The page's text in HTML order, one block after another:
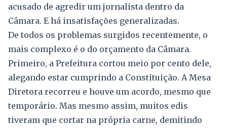
acusado de agredir um jornalista dentro da
Câmara. E há insatisfações generalizadas.
De todos os problemas surgidos recentemente, o
mais complexo é o do orçamento da Câmara.
Primeiro, a Prefeitura cortou meio por cento dele,
alegando estar cumprindo a Constituição. A Mesa
Diretora recorreu e houve um acordo, mesmo que
temporário. Mas mesmo assim, muitos edis
tiveram que cortar na própria carne, demitindo